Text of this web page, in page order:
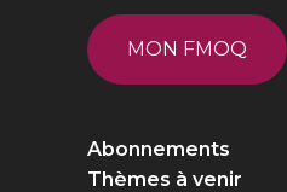
MON FMOQ
Abonnements
Thèmes à venir